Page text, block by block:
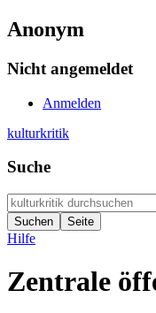
Anonym
Nicht angemeldet
Anmelden
kulturkritik
Suche
Hilfe
Zentrale